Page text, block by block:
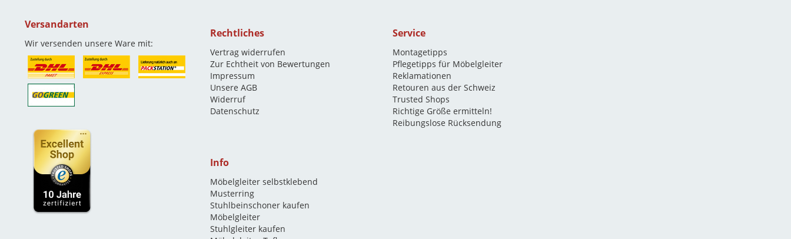
Versandarten
Wir versenden unsere Ware mit:
Rechtliches
Vertrag widerrufen
Zur Echtheit von Bewertungen
Impressum
Unsere AGB
Widerruf
Datenschutz
Service
Montagetipps
Pflegetipps für Möbelgleiter
Reklamationen
Retouren aus der Schweiz
Trusted Shops
Richtige Größe ermitteln!
Reibungslose Rücksendung
Info
Möbelgleiter selbstklebend
Musterring
Stuhlbeinschoner kaufen
Möbelgleiter
Stuhlgleiter kaufen